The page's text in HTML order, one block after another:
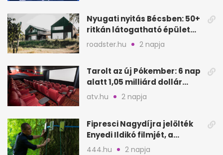
Nyugati nyitás Bécsben: 50+
ritkán látogatható épület
nyílik meg
roadster.hu 2 napja
Tarolt az új Pókember: 6 nap
alatt 1,05 milliárd dollár
bevétel
atv.hu 2 napja
Fipresci Nagydíjra jelölték
Enyedi Ildikó filmjét, a
Csendes barátot
444.hu 2 napja